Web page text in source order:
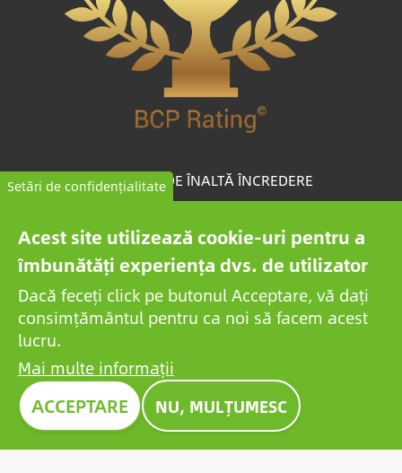
COMPANIE DE ÎNALTĂ ÎNCREDERE
care selectează și clasifică companiile din peste un
milion de rapoarte de credit pentru a colecta companii
de încredere.
Imagine
Setări de confidențialitate
Acest site utilizează cookie-uri pentru a
îmbunătăți experiența dvs. de utilizator
Dacă feceți click pe butonul Acceptare, vă dați
consimțământul pentru ca noi să facem acest
lucru.
Mai multe informații
ACCEPTARE NU, MULȚUMESC